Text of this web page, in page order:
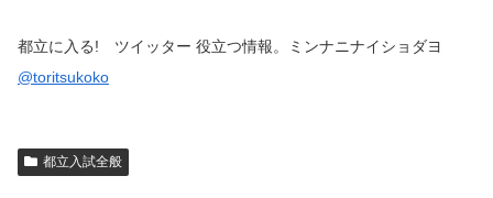
都立に入る! ツイッター 役立つ情報。ミンナニナイショダヨ
@toritsukoko
都立入試全般